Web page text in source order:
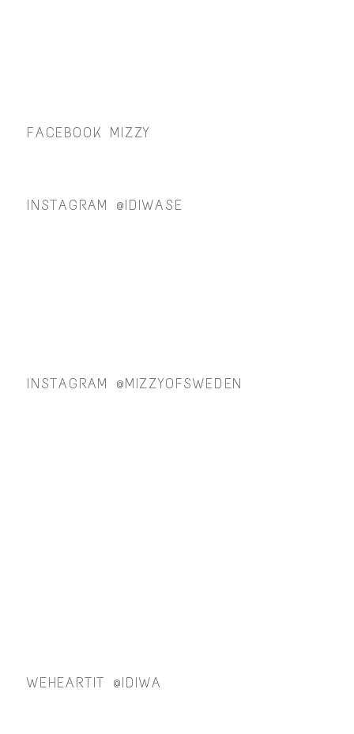
FACEBOOK MIZZY
INSTAGRAM @IDIWASE
INSTAGRAM @MIZZYOFSWEDEN
WEHEARTIT @IDIWA